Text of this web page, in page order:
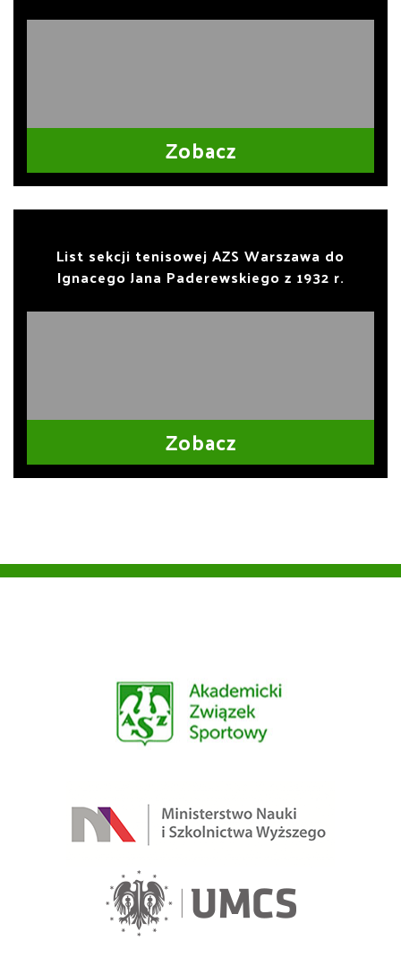
Zobacz
List sekcji tenisowej AZS Warszawa do
Ignacego Jana Paderewskiego z 1932 r.
Zobacz